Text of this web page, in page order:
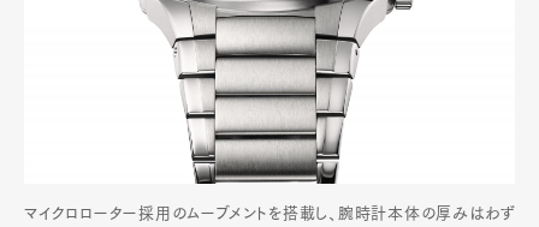
マイクロローター採用のムーブメントを搭載し、腕時計本体の厚みはわず